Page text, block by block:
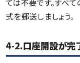
式を郵送しましょう。
4-2.口座開設が完